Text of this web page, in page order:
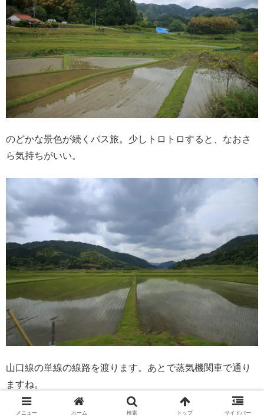
のどかな景色が続くバス旅。少しトロトロすると、なおさ
ら気持ちがいい。
山口線の単線の線路を渡ります。あとで蒸気機関車で通り
ますね。
メニュー ホーム 検索 トップ サイドバー